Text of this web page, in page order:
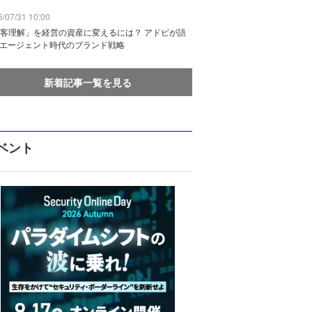
07/31 10:00
客理解」を経営の資産に変えるには？ アドビが語
ージェント時代のブランド戦略
新着記事一覧を見る
ント